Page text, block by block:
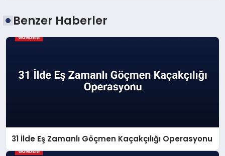
Benzer Haberler
31 İlde Eş Zamanlı Göçmen Kaçakçılığı Operasyonu